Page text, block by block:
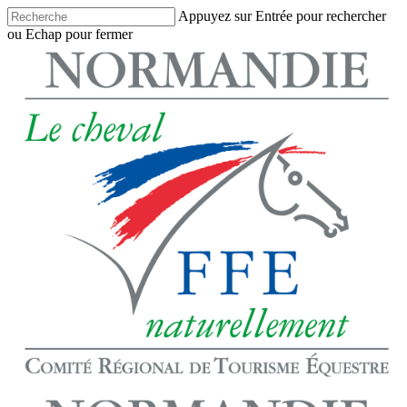
Skip
to
Appuyez sur Entrée pour rechercher
ou Echap pour fermer